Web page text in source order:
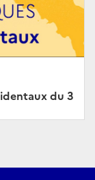
du 3